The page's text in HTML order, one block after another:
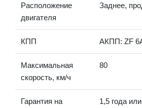
Расположение
двигателя
Заднее,
КПП АКПП: ZF
Максимальная
скорость, км/ч
80
Гарантия на
1,5 года